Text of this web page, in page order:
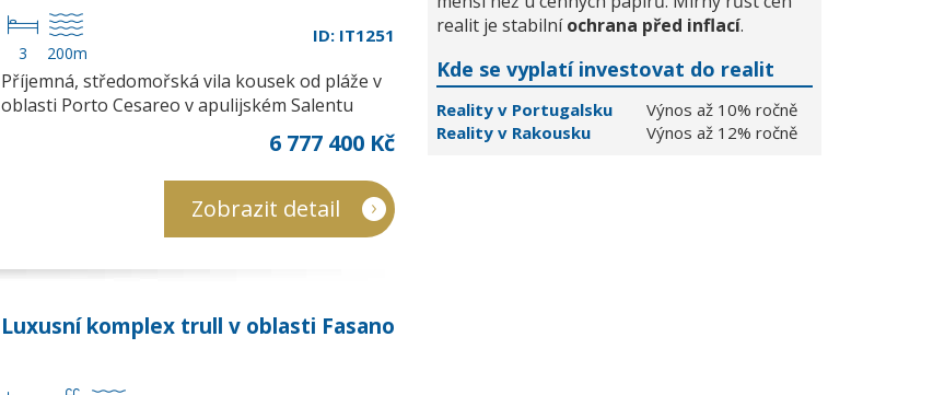
3 200m
ID: IT1251
Příjemná, středomořská vila kousek od pláže v
oblasti Porto Cesareo v apulijském Salentu
6 777 400 Kč
Zobrazit detail
Luxusní komplex trull v oblasti Fasano
realit je stabilníochrana před inflací.
Kde se vyplatí investovat do realit
Reality v Portugalsku
Výnos až 10% ročně
Reality v Rakousku
Výnos až 12% ročně